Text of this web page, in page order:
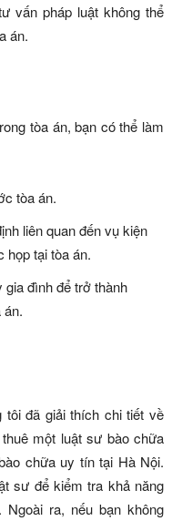
vấn pháp luật không thể
án.
tòa án, bạn có thể làm
tòa án.
liên quan đến vụ kiện
họp tại tòa án.
đình để trở thành
án.
tôi đã giải thích chi tiết về
một luật sư bào chữa
chữa uy tín tại Hà Nội.
sư để kiểm tra khả năng
ra, nếu bạn không